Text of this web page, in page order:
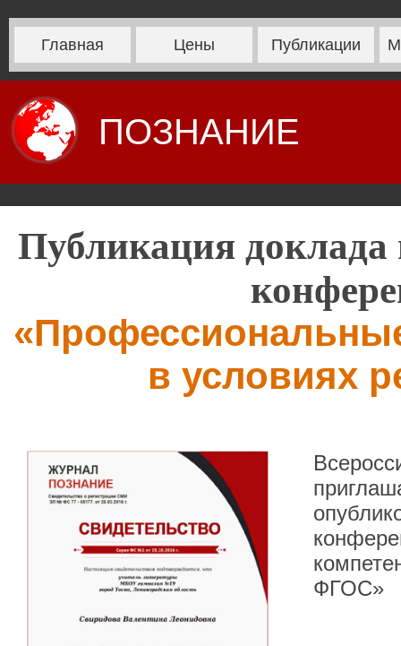
Главная Цены Публикации
ПОЗНАНИЕ
Публикация доклада
в условиях
ФГОС»